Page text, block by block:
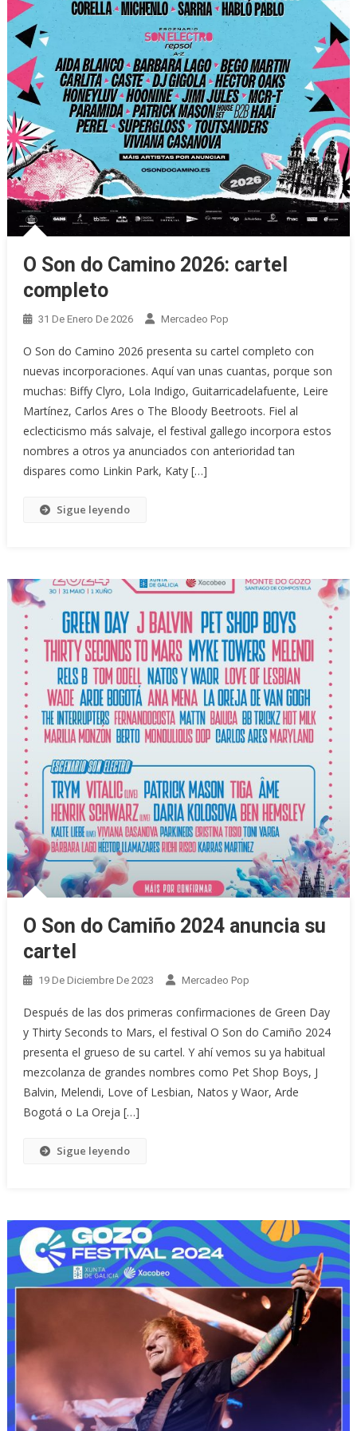
O Son do Camino 2026: cartel
completo
31 De Enero De 2026 Mercadeo Pop
O Son do Camino 2026 presenta su cartel completo con
nuevas incorporaciones. Aquí van unas cuantas, porque son
muchas: Biffy Clyro, Lola Indigo, Guitarricadelafuente, Leire
Martínez, Carlos Ares o The Bloody Beetroots. Fiel al
eclecticismo más salvaje, el festival gallego incorpora estos
nombres a otros ya anunciados con anterioridad tan
dispares como Linkin Park, Katy […]
Sigue leyendo
O Son do Camiño 2024 anuncia su
cartel
19 De Diciembre De 2023 Mercadeo Pop
Después de las dos primeras confirmaciones de Green Day
y Thirty Seconds to Mars, el festival O Son do Camiño 2024
presenta el grueso de su cartel. Y ahí vemos su ya habitual
mezcolanza de grandes nombres como Pet Shop Boys, J
Balvin, Melendi, Love of Lesbian, Natos y Waor, Arde
Bogotá o La Oreja […]
Sigue leyendo